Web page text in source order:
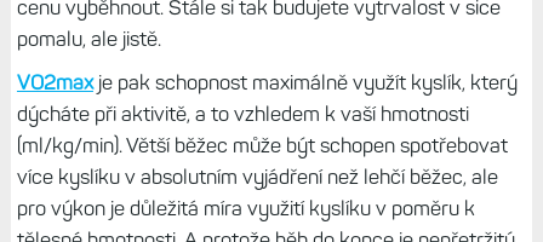
cenu vyběhnout. Stále si tak budujete vytrvalost v sice
pomalu, ale jistě.
VO2maxje pak schopnost maximálně využít kyslík, který
dýcháte při aktivitě, a to vzhledem k vaší hmotnosti
(ml/kg/min). Větší běžec může být schopen spotřebovat
více kyslíku v absolutním vyjádření než lehčí běžec, ale
pro výkon je důležitá míra využití kyslíku v poměru k